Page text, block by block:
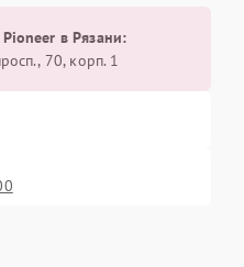
в Рязани:
70, корп. 1